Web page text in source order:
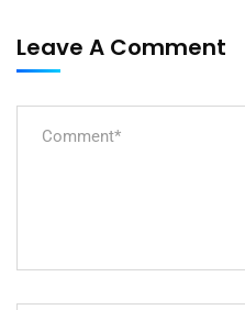
Leave A Comment